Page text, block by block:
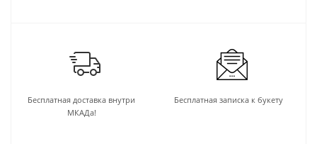
Бесплатная доставка внутри
МКАДа!
Бесплатная записка к букету